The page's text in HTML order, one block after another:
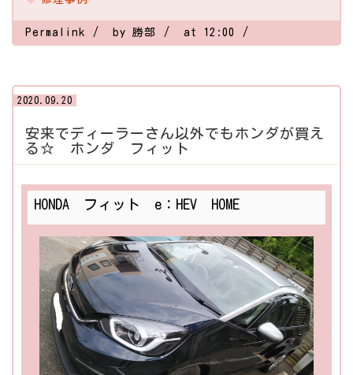
Permalink by 勝部 at 12:00
2020.09.20
安来でディーラーさん以外でもホンダが買え
る☆ ホンダ フィット
HONDA フィット e：HEV HOME